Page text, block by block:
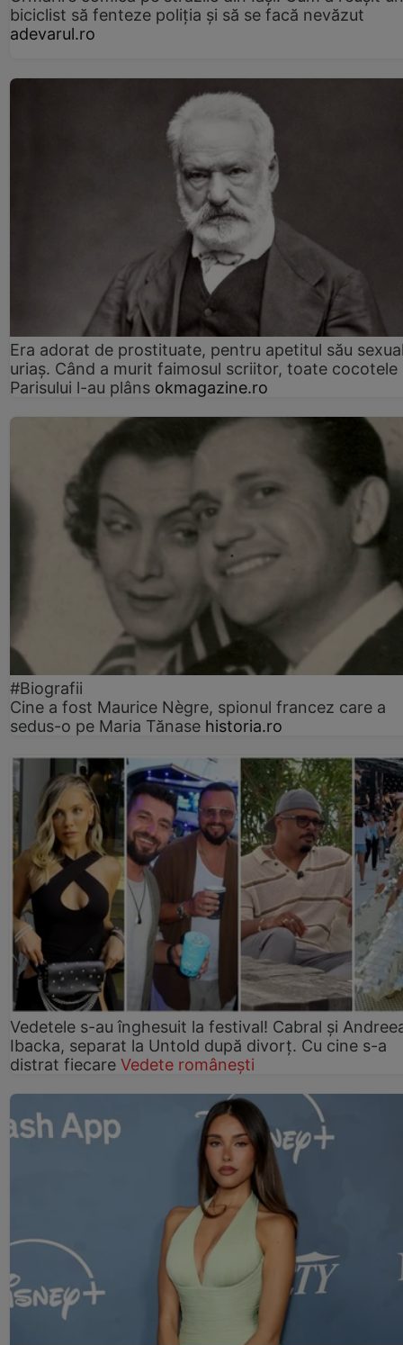
biciclist să fenteze poliția și să se facă nevăzut
adevarul.ro
Era adorat de prostituate, pentru apetitul său
uriaș. Când a murit faimosul scriitor, toate cocotele
Parisului l-au plâns okmagazine.ro
#Biografii
Cine a fost Maurice Nègre, spionul francez care a
sedus-o pe Maria Tănase historia.ro
Vedetele s-au înghesuit la festival! Cabral și
Ibacka, separat la Untold după divorț. Cu cine s-a
distrat fiecare Vedete românești